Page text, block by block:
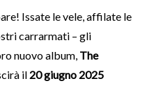
Issate le vele, affilate le
carrarmati – gli
nuovo album, The
il 20 giugno 2025